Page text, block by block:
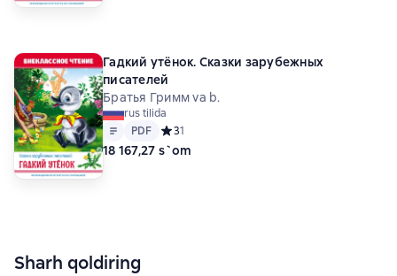
Гадкий утёнок. Сказки зарубежных
писателей
Братья Гримм va b.
rus tilida
Matn
PDF
PDF Средний рейтинг 3 на основе 1 оценок
31
18 167,27 s`om
Sharh qoldiring